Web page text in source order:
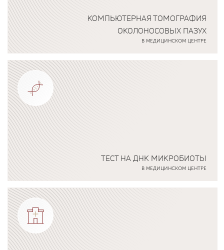
КОМПЬЮТЕРНАЯ ТОМОГРАФИЯ
ОКОЛОНОСОВЫХ ПАЗУХ
В МЕДИЦИНСКОМ ЦЕНТРЕ
Подробнее о программе
ТЕСТ НА ДНК МИКРОБИОТЫ
В МЕДИЦИНСКОМ ЦЕНТРЕ
Подробнее о программе